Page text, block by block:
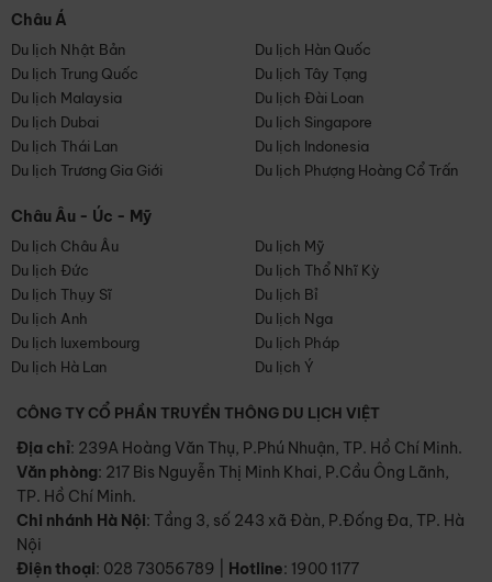
Châu Á
Du lịch Nhật Bản
Du lịch Hàn Quốc
Du lịch Trung Quốc
Du lịch Tây Tạng
Du lịch Malaysia
Du lịch Đài Loan
Du lịch Dubai
Du lịch Singapore
Du lịch Thái Lan
Du lịch Indonesia
Du lịch Trương Gia Giới
Du lịch Phượng Hoàng Cổ Trấn
Châu Âu - Úc - Mỹ
Du lịch Châu Âu
Du lịch Mỹ
Du lịch Đức
Du lịch Thổ Nhĩ Kỳ
Du lịch Thụy Sĩ
Du lịch Bỉ
Du lịch Anh
Du lịch Nga
Du lịch luxembourg
Du lịch Pháp
Du lịch Hà Lan
Du lịch Ý
CÔNG TY CỔ PHẦN TRUYỀN THÔNG DU LỊCH VIỆT
Địa chỉ: 239A Hoàng Văn Thụ, P.Phú Nhuận, TP. Hồ Chí Minh.
Văn phòng: 217 Bis Nguyễn Thị Minh Khai, P.Cầu Ông Lãnh,
TP. Hồ Chí Minh.
Chi nhánh Hà Nội: Tầng 3, số 243 xã Đàn, P.Đống Đa, TP. Hà
Nội
Điện thoại: 028 73056789 Hotline: 1900 1177